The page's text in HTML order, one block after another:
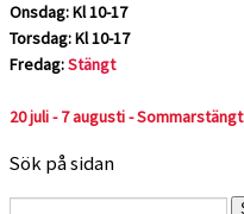
Onsdag: Kl 10-17
Torsdag: Kl 10-17
Fredag:Stängt
20 juli - 7 augusti - Sommarstängt
Sök på sidan